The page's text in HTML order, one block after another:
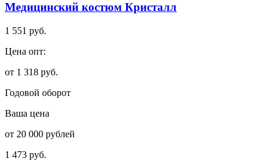
Медицинский костюм Кристалл
1 551 руб.
Цена опт:
от 1 318 руб.
Годовой оборот
Ваша цена
от 20 000 рублей
1 473 руб.